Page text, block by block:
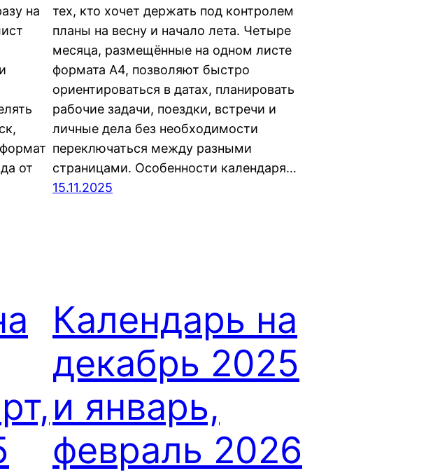
на
от
тех, кто хочет держать под контролем
планы на весну и начало лета. Четыре
месяца, размещённые на одном листе
формата A4, позволяют быстро
ориентироваться в датах, планировать
рабочие задачи, поездки, встречи и
личные дела без необходимости
переключаться между разными
страницами. Особенности календаря…
15.11.2025
Календарь на
декабрь 2025
и январь,
февраль 2026